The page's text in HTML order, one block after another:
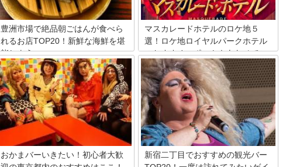
ニで販売されているお酒の中からおすす
めの商品をランキング形式でご紹介して
いきます。
豊洲市場で絶品朝ごはんが食べら
れるお店TOP20！新鮮な海鮮を堪
能しよう
東京の台所豊洲市場は築地から移転し、
2018年10月にオープンしました！築地
時代と同様、卸売り市場見学と並び、注
目を集めているのが「朝ごはん」。新鮮
な食材はもちろん、朝早くから並んでま
でも食べたい！と思える人気店が目白押
しなんですよ！いろんなジャンルの料理
をぜひ楽しんでくださいね！
マスカレードホテルのロケ地５
選！ロケ地ロイヤルパークホテル
のおすすめスポットもあわせてご
紹介
マスカレードホテルのロケ地を案内しま
す。ベストセラー作家のミステリー小説
を映画化した作品。木村拓哉・長澤まさ
みといった人気俳優が演じたことで話題
になりました。今回はこの映画のロケ地
について5か所厳選。さらにメインのロ
ケ地だったロイヤルパークホテルのおす
すめスポットを紹介します。
おかまバーいきたい！初心者大歓
新宿二丁目でおすすめの観光バー